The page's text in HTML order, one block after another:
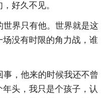
好久不见。
世界只有他。世界就是这
没有时限的角力战，谁
，他来的时候我还不曾
头，我只是个孩子，认